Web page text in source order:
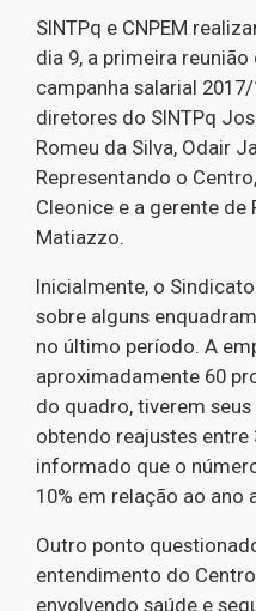
SINTPq e CNPEM
dia 9, a primeira
campanha salarial
diretores do SINTPq
Romeu da Silva, Odair
Representando o
Cleonice e a gerente de
Matiazzo.
Inicialmente, o
sobre alguns
no último período. A
aproximadamente 60
do quadro, tiverem
obtendo reajustes entre
informado que o
10% em relação ao ano
Outro ponto
entendimento do
envolvendo saúde e